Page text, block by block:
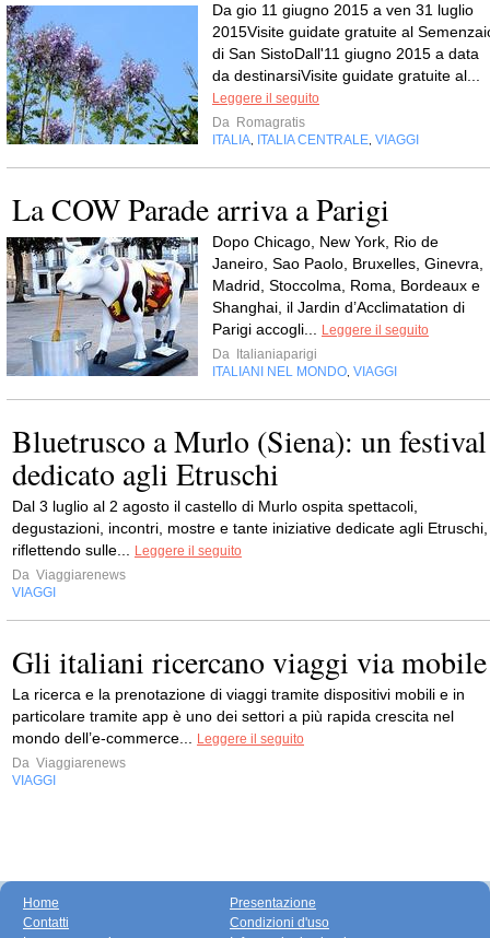
Da gio 11 giugno 2015 a ven 31 luglio
2015Visite guidate gratuite al
di San SistoDall'11 giugno 2015 a data
da destinarsiVisite guidate gratuite al...
Leggere il seguito
Da Romagratis
ITALIA, ITALIA CENTRALE, VIAGGI
La COW Parade arriva a Parigi
Dopo Chicago, New York, Rio de
Janeiro, Sao Paolo, Bruxelles, Ginevra,
Madrid, Stoccolma, Roma, Bordeaux e
Shanghai, il Jardin d’Acclimatation di
Parigi accogli... Leggere il seguito
Da
Italianiaparigi
ITALIANI NEL MONDO, VIAGGI
Bluetrusco a Murlo (Siena): un festival
dedicato agli Etruschi
Dal 3 luglio al 2 agosto il castello di Murlo ospita spettacoli,
degustazioni, incontri, mostre e tante iniziative dedicate agli Etruschi,
riflettendo sulle... Leggere il seguito
Da Viaggiarenews
VIAGGI
Gli italiani ricercano viaggi via mobile
La ricerca e la prenotazione di viaggi tramite dispositivi mobili e in
particolare tramite app è uno dei settori a più rapida crescita nel
mondo dell’e-commerce... Leggere il seguito
Da Viaggiarenews
VIAGGI
Home
Contatti
Presentazione
Condizioni d'uso